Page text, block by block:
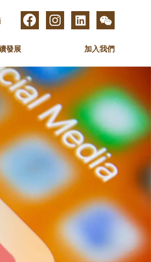
業務高級管理人員
傢俬
歐化傢俬
發展
最新動態
加入我們